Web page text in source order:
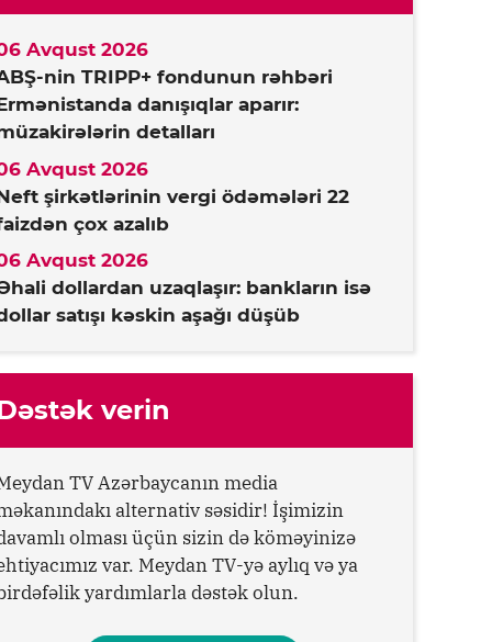
nin TRIPP+ fondunun rəhbəri
danışıqlar aparır:
detalları
Avqust 2026
şirkətlərinin vergi ödəmələri 22
çox azalıb
Avqust 2026
dollardan uzaqlaşır: bankların isə
satışı kəskin aşağı düşüb
Avqust 2026
verin
TV Azərbaycanın media
alternativ səsidir! İşimizin
olması üçün sizin də köməyinizə
var. Meydan TV-yə aylıq və ya
yardımlarla dəstək olun.